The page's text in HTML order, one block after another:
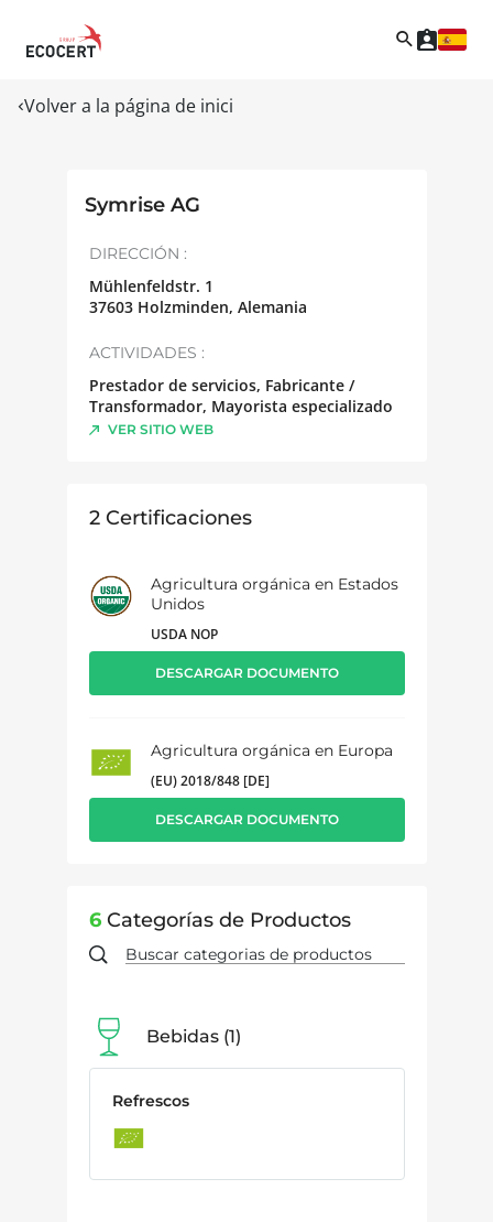
Volver a la página de inici
Symrise AG
DIRECCIÓN :
Mühlenfeldstr. 1
37603 Holzminden, Alemania
ACTIVIDADES :
Prestador de servicios, Fabricante /
Transformador, Mayorista especializado
VER SITIO WEB
2Certificaciones
Agricultura orgánica en Estados
Unidos
USDA NOP
DESCARGAR DOCUMENTO
Agricultura orgánica en Europa
(EU) 2018/848 [DE]
DESCARGAR DOCUMENTO
6Categorías de Productos
Bebidas 1
Refrescos